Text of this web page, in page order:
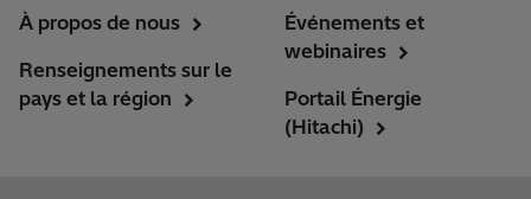
À propos de nous
Renseignements sur le
pays et la région
Événements et
webinaires
Portail Énergie
(Hitachi)